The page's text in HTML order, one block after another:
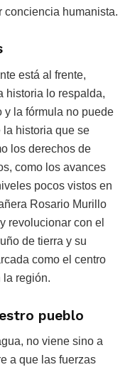
conciencia humanista.
está al frente,
historia lo respalda,
y la fórmula no puede
la historia que se
los derechos de
como los avances
pocos vistos en
Rosario Murillo
revolucionar con el
de tierra y su
como el centro
la región.
pueblo
no viene sino a
a que las fuerzas